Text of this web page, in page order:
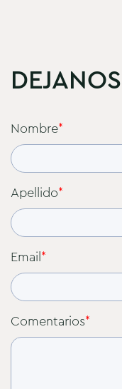
Nombre*
Apellido*
Email*
Comentarios*